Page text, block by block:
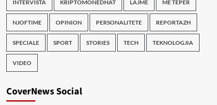
INTERVISTA KRIPTOMONEDHAT LAJME ME TEPER
NJOFTIME OPINION PERSONALITETE REPORTAZH
SPECIALE SPORT STORIES TECH TEKNOLOGJIA
VIDEO
CoverNews Social